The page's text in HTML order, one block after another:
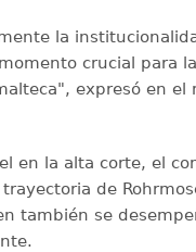
la
crucial para
expresó en el
en la alta corte, el
de
también se